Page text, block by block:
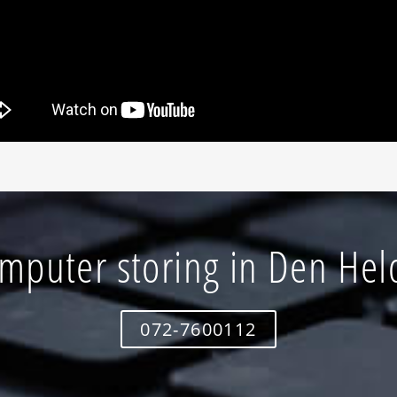
storing in Den
072-7600112